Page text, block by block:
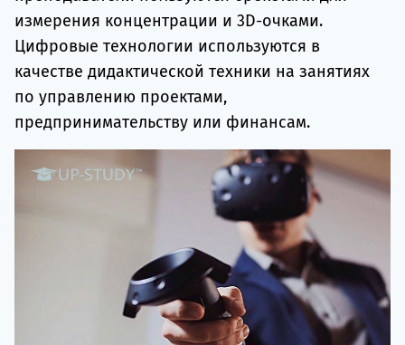
измерения концентрации и 3D-очками.
Цифровые технологии используются в
качестве дидактической техники на занятиях
по управлению проектами,
предпринимательству или финансам.